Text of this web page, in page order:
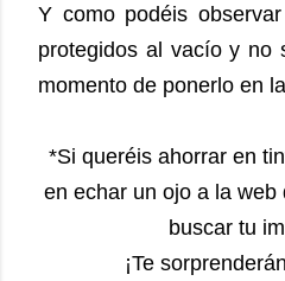
Y como podéis
protegidos al vacío y no
momento de ponerlo en
*Si queréis ahorrar en
en echar un ojo a la
buscar tu
¡Te